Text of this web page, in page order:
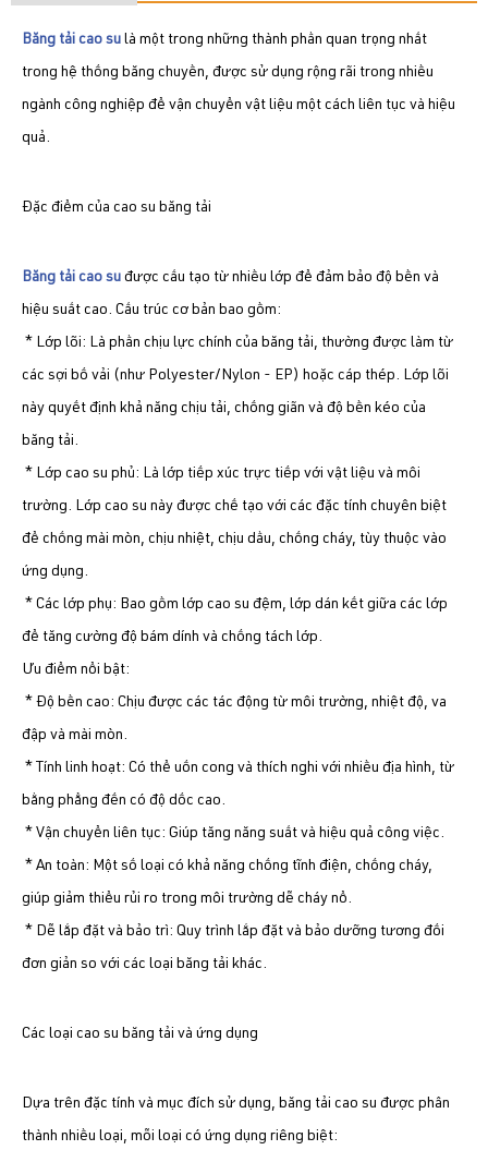
Băng tải cao su là một trong những thành phần quan trọng nhất
trong hệ thống băng chuyền, được sử dụng rộng rãi trong nhiều
ngành công nghiệp để vận chuyển vật liệu một cách liên tục và hiệu
quả.
Đặc điểm của cao su băng tải
Băng tải cao su được cấu tạo từ nhiều lớp để đảm bảo độ bền và
hiệu suất cao. Cấu trúc cơ bản bao gồm:
* Lớp lõi: Là phần chịu lực chính của băng tải, thường được làm từ
các sợi bố vải (như Polyester/Nylon - EP) hoặc cáp thép. Lớp lõi
này quyết định khả năng chịu tải, chống giãn và độ bền kéo của
băng tải.
* Lớp cao su phủ: Là lớp tiếp xúc trực tiếp với vật liệu và môi
trường. Lớp cao su này được chế tạo với các đặc tính chuyên biệt
để chống mài mòn, chịu nhiệt, chịu dầu, chống cháy, tùy thuộc vào
ứng dụng.
* Các lớp phụ: Bao gồm lớp cao su đệm, lớp dán kết giữa các lớp
để tăng cường độ bám dính và chống tách lớp.
Ưu điểm nổi bật:
* Độ bền cao: Chịu được các tác động từ môi trường, nhiệt độ, va
đập và mài mòn.
* Tính linh hoạt: Có thể uốn cong và thích nghi với nhiều địa hình, từ
bằng phẳng đến có độ dốc cao.
* Vận chuyển liên tục: Giúp tăng năng suất và hiệu quả công việc.
* An toàn: Một số loại có khả năng chống tĩnh điện, chống cháy,
giúp giảm thiểu rủi ro trong môi trường dễ cháy nổ.
* Dễ lắp đặt và bảo trì: Quy trình lắp đặt và bảo dưỡng tương đối
đơn giản so với các loại băng tải khác.
Các loại cao su băng tải và ứng dụng
Dựa trên đặc tính và mục đích sử dụng, băng tải cao su được phân
thành nhiều loại, mỗi loại có ứng dụng riêng biệt: